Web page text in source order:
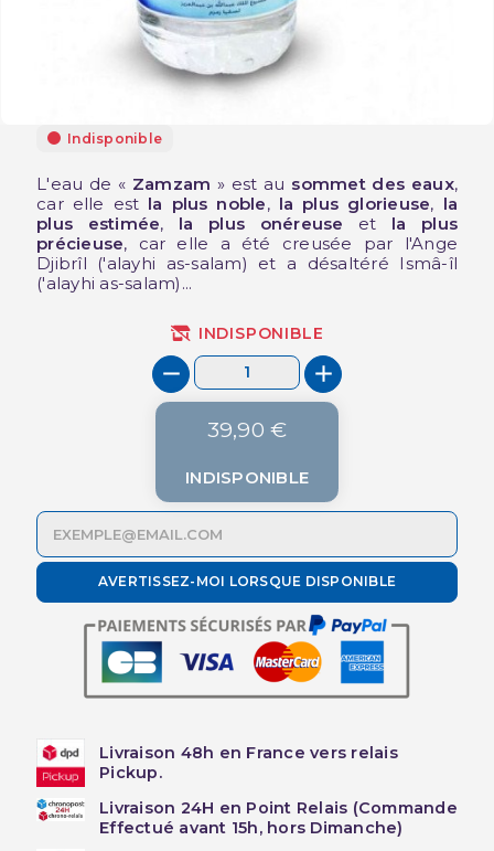
Indisponible
L'eau de « Zamzam » est au sommet des eaux,
car elle est la plus noble, la plus glorieuse, la
plus estimée, la plus onéreuse et la plus
précieuse, car elle a été creusée par l'Ange
Djibrîl ('alayhi as-salam) et a désaltéré Ismâ-îl
('alayhi as-salam)...
INDISPONIBLE
39,90 €
INDISPONIBLE
AVERTISSEZ-MOI LORSQUE DISPONIBLE
Livraison 48h en France vers relais
Pickup.
Livraison 24H en Point Relais (Commande
Effectué avant 15h, hors Dimanche)